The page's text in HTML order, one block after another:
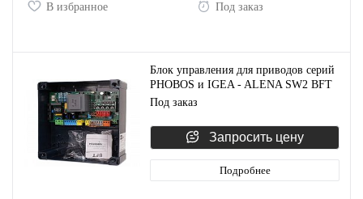
В избранное Под заказ
Блок управления для приводов серий
PHOBOS и IGEA - ALENA SW2 BFT
D113811 00004
Под заказ
Запросить цену
Подробнее